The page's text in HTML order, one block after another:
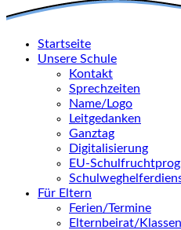
Startseite
Unsere Schule
Kontakt
Sprechzeiten
Name/Logo
Leitgedanken
Ganztag
Digitalisierung
EU-
Für Eltern
Ferien/Termine
Elternbeirat/